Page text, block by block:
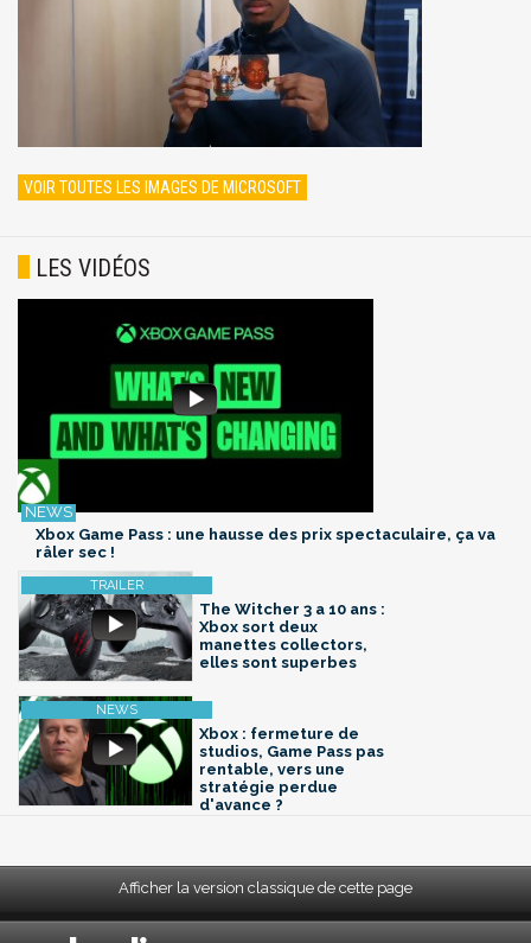
VOIR TOUTES LES IMAGES DE MICROSOFT
LES VIDÉOS
Xbox Game Pass : une hausse des prix spectaculaire, ça va
râler sec !
The Witcher 3 a 10 ans :
Xbox sort deux
manettes collectors,
elles sont superbes
Xbox : fermeture de
studios, Game Pass pas
rentable, vers une
stratégie perdue
d'avance ?
Afficher la version classique de cette page